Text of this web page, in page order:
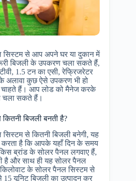
सिस्टम से आप अपने घर या दुकान में
बिजली के उपकरण चला सकते हैं,
1.5 टन का एसी, रेफ्रिजरेटर
अलावा कुछ ऐसे उपकरण भी हो
चाहते हैं। आप लोड को मैनेज करके
चला सकते हैं।
बिजली बनती है?
से कितनी बिजली बनेगी, यह
करता है कि आपके यहाँ दिन के समय
ब्रांड के सोलर पैनल लगवाए हैं,
है और साथ ही यह सोलर पैनल
के सोलर पैनल सिस्टम से
यूनिट बिजली का उत्पादन कर